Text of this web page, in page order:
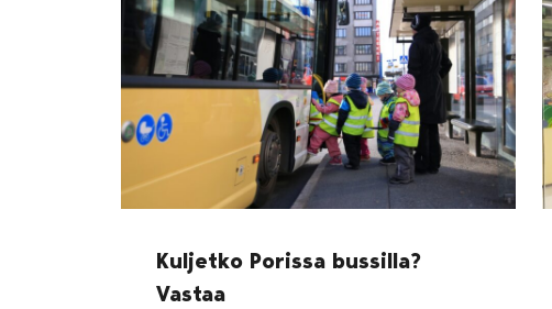
Kuljetko Porissa bussilla?
Vastaa